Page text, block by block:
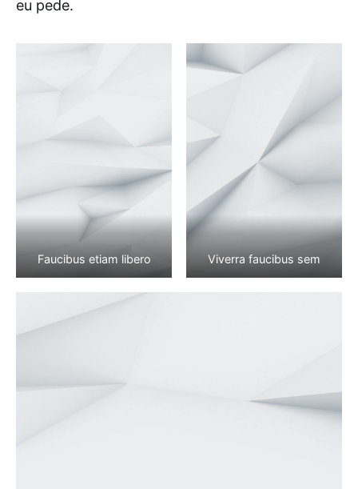
eu pede.
Faucibus etiam libero Viverra faucibus sem